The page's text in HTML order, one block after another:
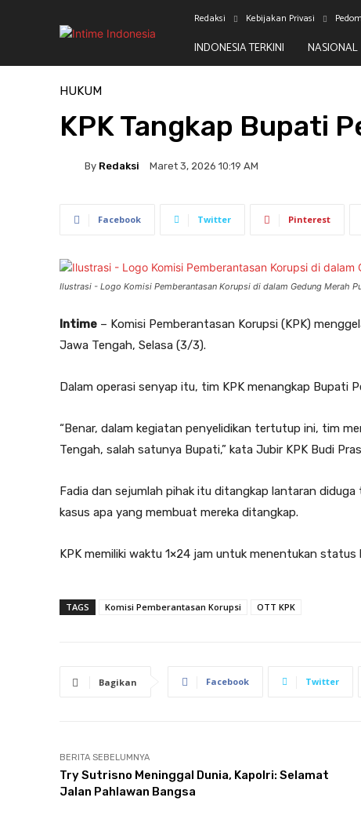
Redaksi Kebijakan Privasi
INDONESIA TERKINI NASIONAL
HUKUM
KPK Tangkap Bupati
By Redaksi Maret 3, 2026 10:19 AM
Facebook Twitter Pinterest
Ilustrasi - Logo Komisi Pemberantasan Korupsi di dalam Gedung Merah
Intime – Komisi Pemberantasan Korupsi (KPK)
Jawa Tengah, Selasa (3/3).
Dalam operasi senyap itu, tim KPK menangkap Bupati
“Benar, dalam kegiatan penyelidikan tertutup ini, tim
Tengah, salah satunya Bupati,” kata Jubir KPK Budi
Fadia dan sejumlah pihak itu ditangkap lantaran
kasus apa yang membuat mereka ditangkap.
KPK memiliki waktu 1×24 jam untuk menentukan
TAGS Komisi Pemberantasan Korupsi OTT KPK
Bagikan Facebook Twitter
BERITA SEBELUMNYA
Try Sutrisno Meninggal Dunia, Kapolri: Selamat
Jalan Pahlawan Bangsa